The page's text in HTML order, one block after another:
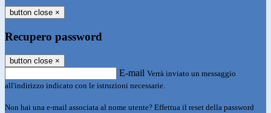
button close ×
Recupero password
button close ×
E-mail Verrà inviato un messaggio
all'indirizzo indicato con le istruzioni necessarie.
Non hai una e-mail associata al nome utente? Effettua il reset della password